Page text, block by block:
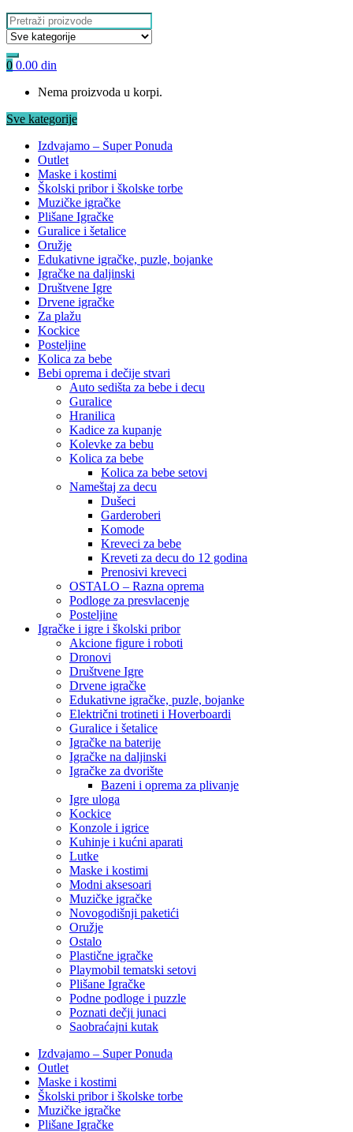
Search
for:
0 0.00 din
Nema proizvoda u korpi.
Sve kategorije
Izdvajamo – Super Ponuda
Outlet
Maske i kostimi
Školski pribor i školske torbe
Muzičke igračke
Plišane Igračke
Guralice i šetalice
Oružje
Edukativne igračke, puzle, bojanke
Igračke na daljinski
Društvene Igre
Drvene igračke
Za plažu
Kockice
Posteljine
Kolica za bebe
Bebi oprema i dečije stvari
Auto sedišta za bebe i decu
Guralice
Hranilica
Kadice za kupanje
Kolevke za bebu
Kolica za bebe
Kolica za bebe setovi
Nameštaj za decu
Dušeci
Garderoberi
Komode
Kreveci za bebe
Kreveti za decu do 12 godina
Prenosivi kreveci
OSTALO – Razna oprema
Podloge za presvlacenje
Posteljine
Igračke i igre i školski pribor
Akcione figure i roboti
Dronovi
Društvene Igre
Drvene igračke
Edukativne igračke, puzle, bojanke
Električni trotineti i Hoverboardi
Guralice i šetalice
Igračke na baterije
Igračke na daljinski
‎Igračke za dvorište
Bazeni i oprema za plivanje
Igre uloga
Kockice
Konzole i igrice
Kuhinje i kućni aparati
Lutke
Maske i kostimi
Modni aksesoari
Muzičke igračke
Novogodišnji paketići
Oružje
Ostalo
Plastične igračke
Playmobil tematski setovi
Plišane Igračke
Podne podloge i puzzle
Poznati dečji junaci
Saobraćajni kutak
Izdvajamo – Super Ponuda
Outlet
Maske i kostimi
Školski pribor i školske torbe
Muzičke igračke
Plišane Igračke